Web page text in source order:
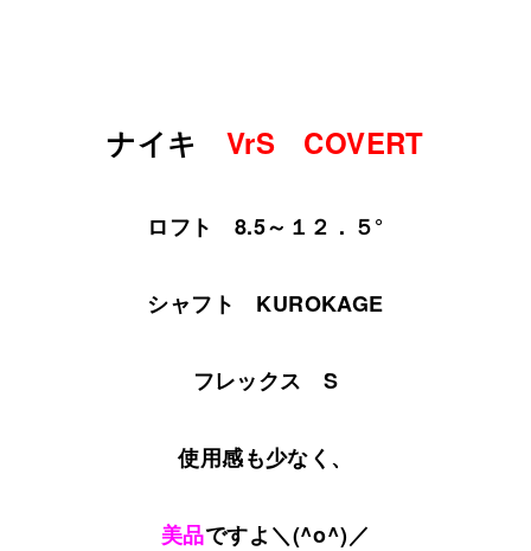
ナイキ VrS COVERT
ロフト 8.5～１２．５°
シャフト KUROKAGE
フレックス S
使用感も少なく、
美品ですよ＼(^o^)／